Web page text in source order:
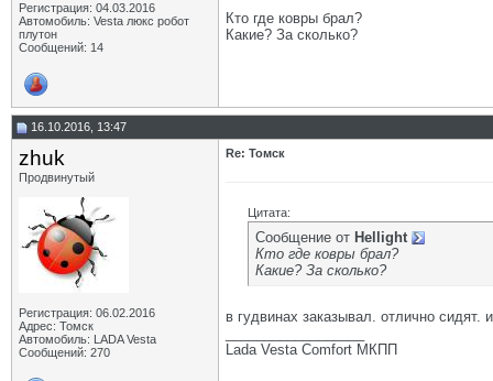
Регистрация: 04.03.2016
Автомобиль: Vesta люкс робот
плутон
Сообщений: 14
Кто где ковры брал?
Какие? За сколько?
16.10.2016, 13:47
zhuk
Продвинутый
Регистрация: 06.02.2016
Адрес: Томск
Автомобиль: LADA Vesta
Сообщений: 270
Re: Томск
Цитата:
Сообщение от Hellight
Кто где ковры брал?
Какие? За сколько?
в гудвинах заказывал. отлично
Lada Vesta Comfort МКПП